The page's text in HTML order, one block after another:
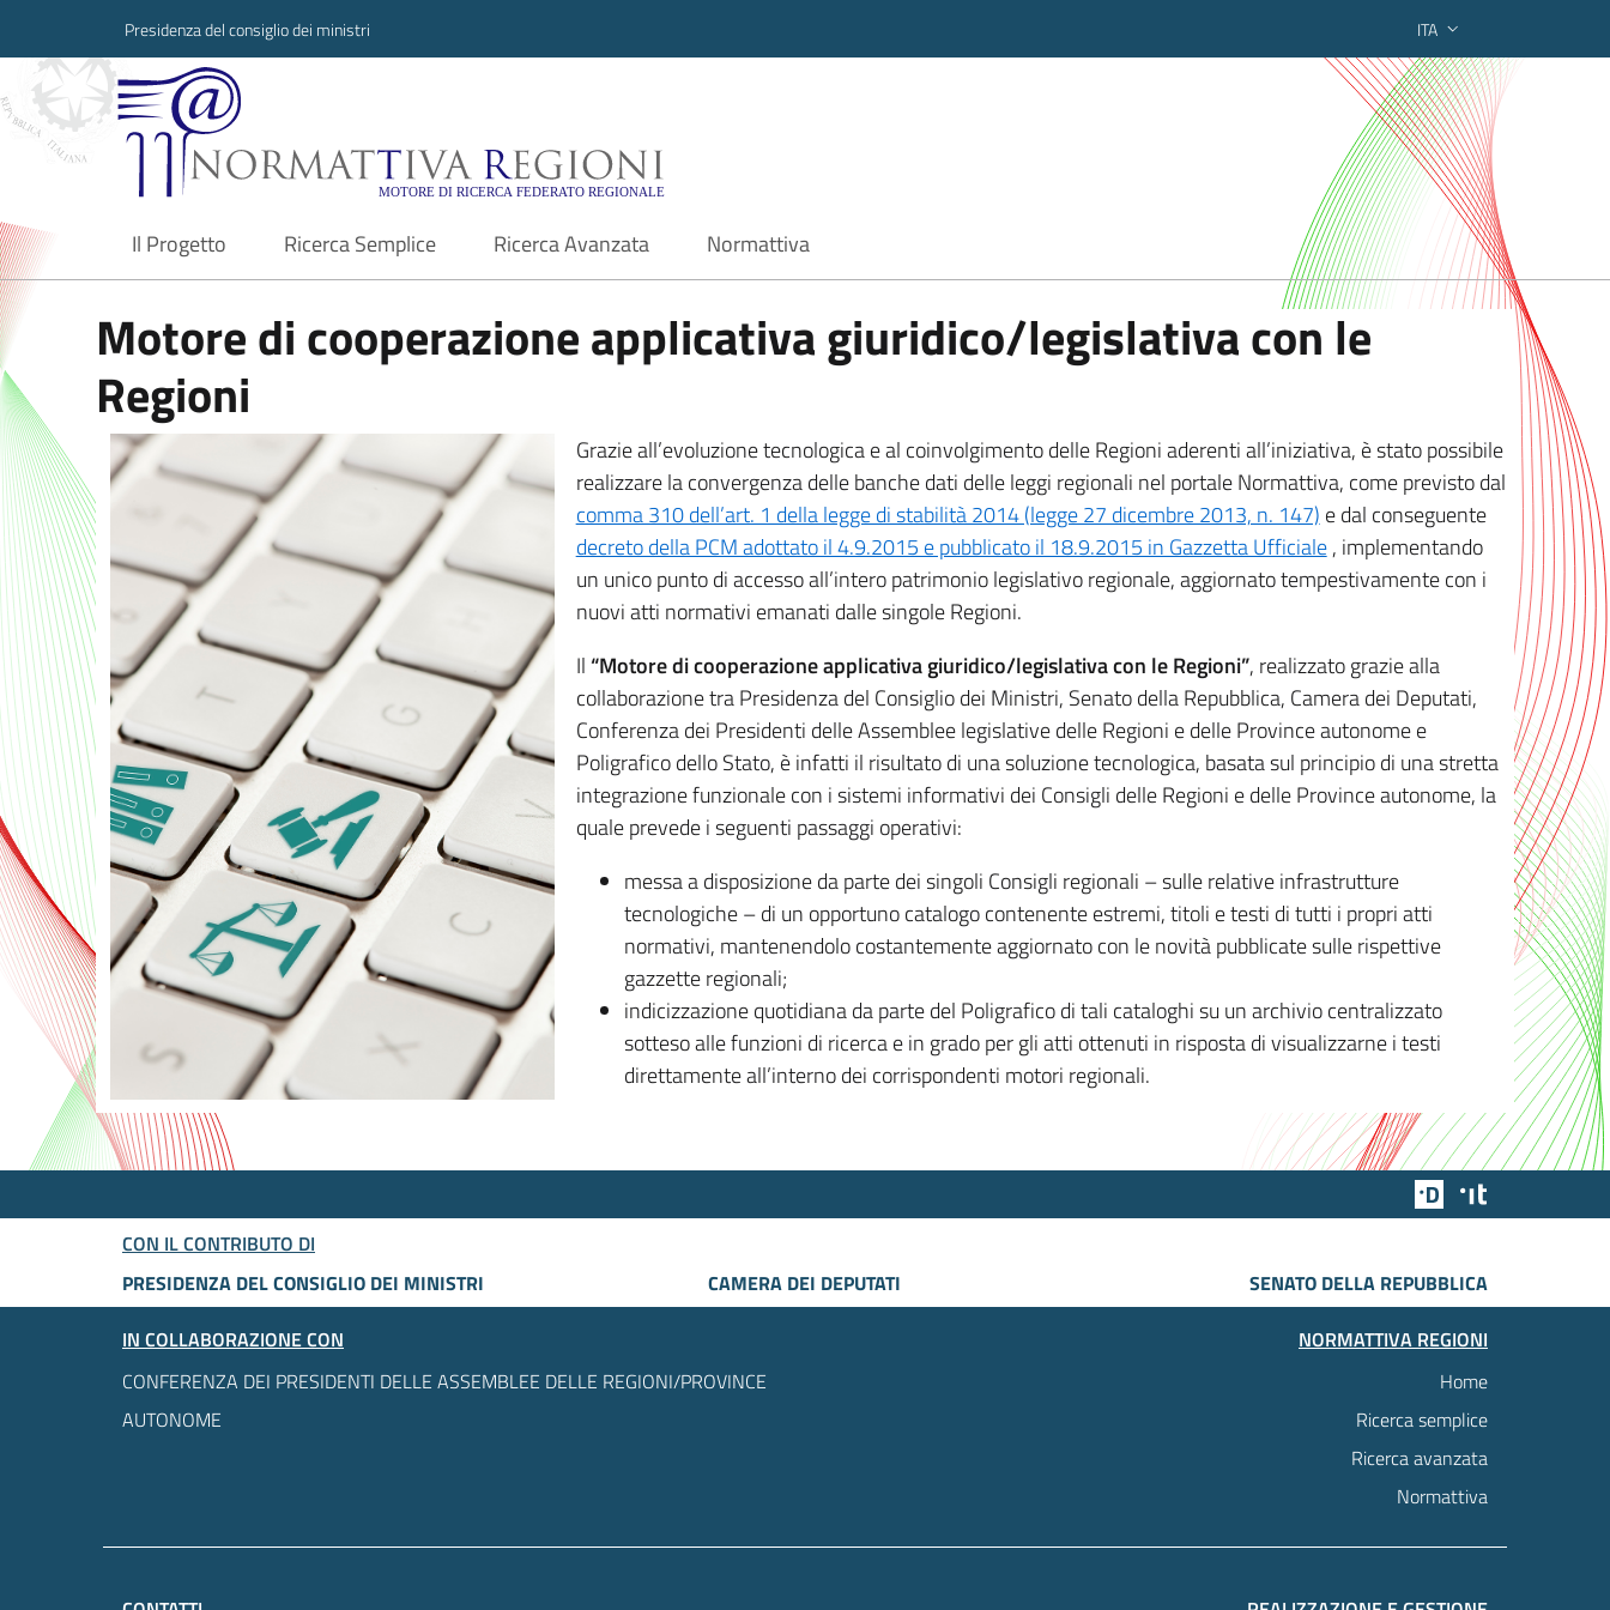
Presidenza del consiglio dei ministri ITA
Normattiva Regioni - Motore di ricerca federato regionale
Il Progetto
current Ricerca Semplice Ricerca Avanzata Normattiva
Motore di cooperazione applicativa giuridico/legislativa con le
Regioni
Grazie all’evoluzione tecnologica e al coinvolgimento delle Regioni aderenti all’iniziativa, è stato possibile
realizzare la convergenza delle banche dati delle leggi regionali nel portale Normattiva, come previsto dal
comma 310 dell’art. 1 della legge di stabilità 2014 (legge 27 dicembre 2013, n. 147) e dal conseguente
decreto della PCM adottato il 4.9.2015 e pubblicato il 18.9.2015 in Gazzetta Ufficiale, implementando
un unico punto di accesso all’intero patrimonio legislativo regionale, aggiornato tempestivamente con i
nuovi atti normativi emanati dalle singole Regioni.
Il “Motore di cooperazione applicativa giuridico/legislativa con le Regioni”, realizzato grazie alla
collaborazione tra Presidenza del Consiglio dei Ministri, Senato della Repubblica, Camera dei Deputati,
Conferenza dei Presidenti delle Assemblee legislative delle Regioni e delle Province autonome e
Poligrafico dello Stato, è infatti il risultato di una soluzione tecnologica, basata sul principio di una stretta
integrazione funzionale con i sistemi informativi dei Consigli delle Regioni e delle Province autonome, la
quale prevede i seguenti passaggi operativi:
messa a disposizione da parte dei singoli Consigli regionali – sulle relative infrastrutture
tecnologiche – di un opportuno catalogo contenente estremi, titoli e testi di tutti i propri atti
normativi, mantenendolo costantemente aggiornato con le novità pubblicate sulle rispettive
gazzette regionali;
indicizzazione quotidiana da parte del Poligrafico di tali cataloghi su un archivio centralizzato
sotteso alle funzioni di ricerca e in grado per gli atti ottenuti in risposta di visualizzarne i testi
direttamente all’interno dei corrispondenti motori regionali.
Team Digitale
CON IL CONTRIBUTO DI
PRESIDENZA DEL CONSIGLIO DEI MINISTRI
CAMERA DEI DEPUTATI
SENATO DELLA REPUBBLICA
IN COLLABORAZIONE CON
CONFERENZA DEI PRESIDENTI DELLE ASSEMBLEE DELLE REGIONI/PROVINCE
AUTONOME
NORMATTIVA REGIONI
Home
Ricerca semplice
Ricerca avanzata
Normattiva